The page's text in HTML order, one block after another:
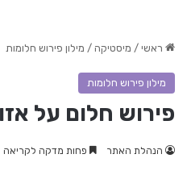
ראשי / מיסטיקה / מילון פירוש חלומות
מילון פירוש חלומות
פירוש חלום על
הנהלת האתר פחות מדקה לקריאה